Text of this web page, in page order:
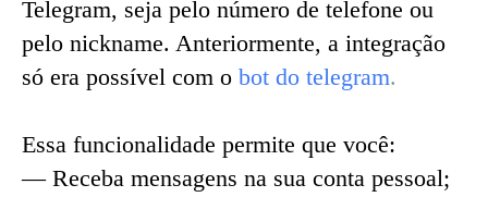
Telegram, seja pelo número de telefone ou
pelo nickname. Anteriormente, a integração
só era possível com o bot do telegram.
Essa funcionalidade permite que você:
— Receba mensagens na sua conta pessoal;